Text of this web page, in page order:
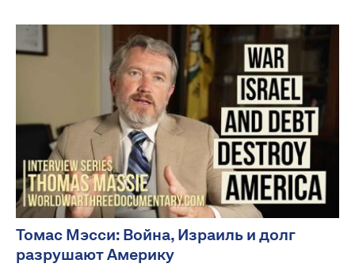
Томас Мэсси: Война, Израиль и долг
разрушают Америку